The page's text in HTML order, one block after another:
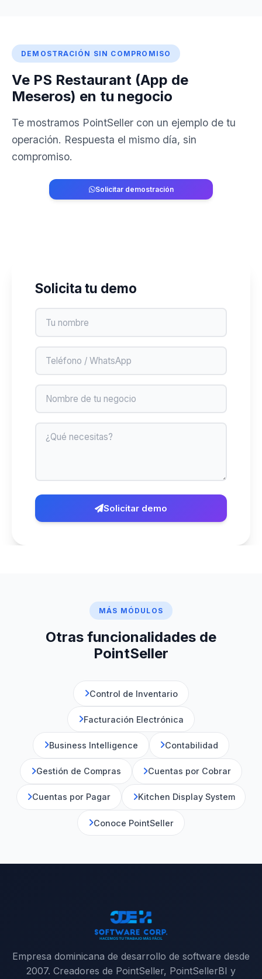
DEMOSTRACIÓN SIN COMPROMISO
Ve PS Restaurant (App de
Meseros) en tu negocio
Te mostramos PointSeller con un ejemplo de tu
operación. Respuesta el mismo día, sin
compromiso.
Solicitar demostración
Solicita tu demo
Teléfono
Negocio
Mensaje
Solicitar demo
MÁS MÓDULOS
Otras funcionalidades de
PointSeller
Control de Inventario
Facturación Electrónica
Business Intelligence Contabilidad
Gestión de Compras Cuentas por Cobrar
Cuentas por Pagar Kitchen Display System
Conoce PointSeller
Empresa dominicana de desarrollo de software desde
2007. Creadores de PointSeller, PointSellerBI y